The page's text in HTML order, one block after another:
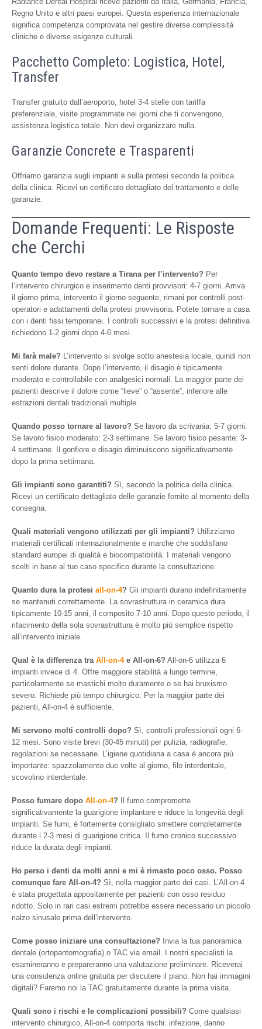
Regno Unito e altri paesi europei. Questa esperienza internazionale
significa competenza comprovata nel gestire diverse complessità
cliniche e diverse esigenze culturali.
Pacchetto Completo: Logistica, Hotel,
Transfer
Transfer gratuito dall’aeroporto, hotel 3-4 stelle con tariffa
preferenziale, visite programmate nei giorni che ti convengono,
assistenza logistica totale. Non devi organizzare nulla.
Garanzie Concrete e Trasparenti
Offriamo garanzia sugli impianti e sulla protesi secondo la politica
della clinica. Ricevi un certificato dettagliato del trattamento e delle
garanzie.
Domande Frequenti: Le Risposte
che Cerchi
Quanto tempo devo restare a Tirana per l’intervento? Per
l’intervento chirurgico e inserimento denti provvisori: 4-7 giorni. Arriva
il giorno prima, intervento il giorno seguente, rimani per controlli post-
operatori e adattamenti della protesi provvisoria. Potete tornare a casa
con i denti fissi temporanei. I controlli successivi e la protesi definitiva
richiedono 1-2 giorni dopo 4-6 mesi.
Mi farà male? L’intervento si svolge sotto anestesia locale, quindi non
senti dolore durante. Dopo l’intervento, il disagio è tipicamente
moderato e controllabile con analgesici normali. La maggior parte dei
pazienti descrive il dolore come “lieve” o “assente”, inferiore alle
estrazioni dentali tradizionali multiple.
Quando posso tornare al lavoro? Se lavoro da scrivania: 5-7 giorni.
Se lavoro fisico moderato: 2-3 settimane. Se lavoro fisico pesante: 3-
4 settimane. Il gonfiore e disagio diminuiscono significativamente
dopo la prima settimana.
Gli impianti sono garantiti? Sì, secondo la politica della clinica.
Ricevi un certificato dettagliato delle garanzie fornite al momento della
consegna.
Quali materiali vengono utilizzati per gli impianti? Utilizziamo
materiali certificati internazionalmente e marche che soddisfano
standard europei di qualità e biocompatibilità. I materiali vengono
scelti in base al tuo caso specifico durante la consultazione.
Quanto dura la protesi all-on-4? Gli impianti durano indefinitamente
se mantenuti correttamente. La sovrastruttura in ceramica dura
tipicamente 10-15 anni, il composito 7-10 anni. Dopo questo periodo, il
rifacimento della sola sovrastruttura è molto più semplice rispetto
all’intervento iniziale.
Qual è la differenza tra All-on-4e All-on-6? All-on-6 utilizza 6
impianti invece di 4. Offre maggiore stabilità a lungo termine,
particolarmente se mastichi molto duramente o se hai bruxismo
severo. Richiede più tempo chirurgico. Per la maggior parte dei
pazienti, All-on-4 è sufficiente.
Mi servono molti controlli dopo? Sì, controlli professionali ogni 6-
12 mesi. Sono visite brevi (30-45 minuti) per pulizia, radiografie,
regolazioni se necessarie. L’igiene quotidiana a casa è ancora più
importante: spazzolamento due volte al giorno, filo interdentale,
scovolino interdentale.
Posso fumare dopo All-on-4? Il fumo compromette
significativamente la guarigione implantare e riduce la longevità degli
impianti. Se fumi, è fortemente consigliato smettere completamente
durante i 2-3 mesi di guarigione critica. Il fumo cronico successivo
riduce la durata degli impianti.
Ho perso i denti da molti anni e mi è rimasto poco osso. Posso
comunque fare All-on-4? Sì, nella maggior parte dei casi. L’All-on-4
è stata progettata appositamente per pazienti con osso residuo
ridotto. Solo in rari casi estremi potrebbe essere necessario un piccolo
rialzo sinusale prima dell’intervento.
Come posso iniziare una consultazione? Invia la tua panoramica
dentale (ortopantomografia) o TAC via email. I nostri specialisti la
esamineranno e prepareranno una valutazione preliminare. Riceverai
una consulenza online gratuita per discutere il piano. Non hai immagini
digitali? Faremo noi la TAC gratuitamente durante la prima visita.
Quali sono i rischi e le complicazioni possibili? Come qualsiasi
intervento chirurgico, All-on-4 comporta rischi: infezione, danno